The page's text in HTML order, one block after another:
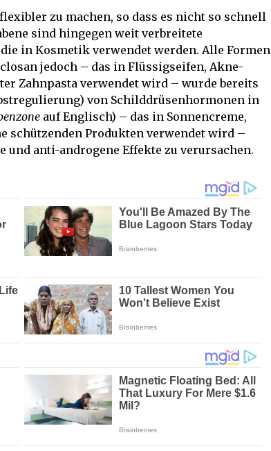
zu machen, so dass es nicht so schnell
sind hingegen weit verbreitete
in Kosmetik verwendet werden. Alle Formen
jedoch – das in Flüssigseifen, Akne-
Zahnpasta verwendet wird – wurde bereits
von Schilddrüsenhormonen in
auf Englisch) – das in Sonnencreme,
schützenden Produkten verwendet wird –
und anti-androgene Effekte zu verursachen.